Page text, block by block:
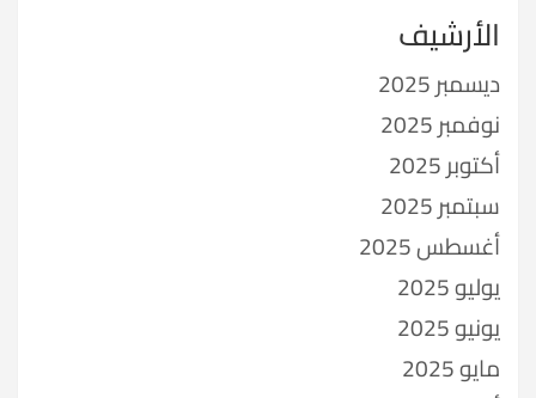
الأرشيف
ديسمبر 2025
نوفمبر 2025
أكتوبر 2025
سبتمبر 2025
أغسطس 2025
يوليو 2025
يونيو 2025
مايو 2025